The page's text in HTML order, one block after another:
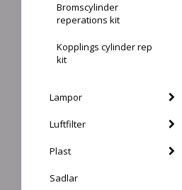
Bromscylinder
reperations kit
Kopplings cylinder rep
kit
Lampor
Luftfilter
Plast
Sadlar